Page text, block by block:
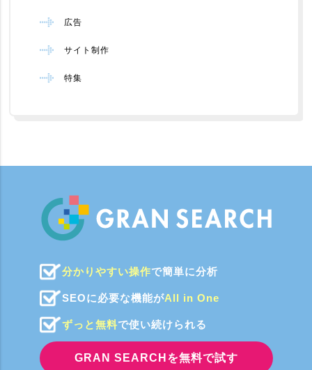
広告
サイト制作
特集
分かりやすい操作で簡単に分析
SEOに必要な機能がAll in One
ずっと無料で使い続けられる
GRAN SEARCHを無料で試す